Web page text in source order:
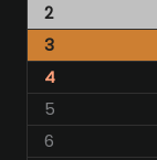
2
3
4
5
6